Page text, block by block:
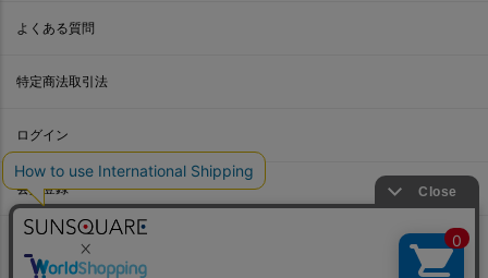
よくある質問
特定商法取引法
ログイン
会員登録